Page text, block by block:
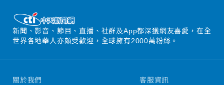
新聞、影音、節目、直播、社群及App都深獲網友喜愛，在全
世界各地華人亦頗受歡迎，全球擁有2000萬粉絲。
關於我們 客服資訊